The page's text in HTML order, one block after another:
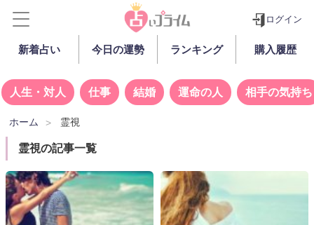
ログイン
新着占い 今日の運勢 ランキング 購入履歴
人生・対人 仕事 結婚 運命の人 相手の気持ち
ホーム 霊視
霊視の記事一覧